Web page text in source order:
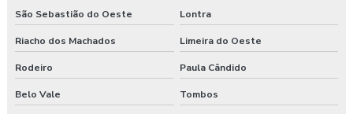
São Sebastião do Oeste Lontra
Riacho dos Machados Limeira do Oeste
Rodeiro Paula Cândido
Belo Vale Tombos